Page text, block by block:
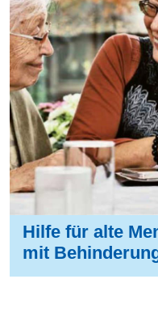
Hilfe für alte
mit